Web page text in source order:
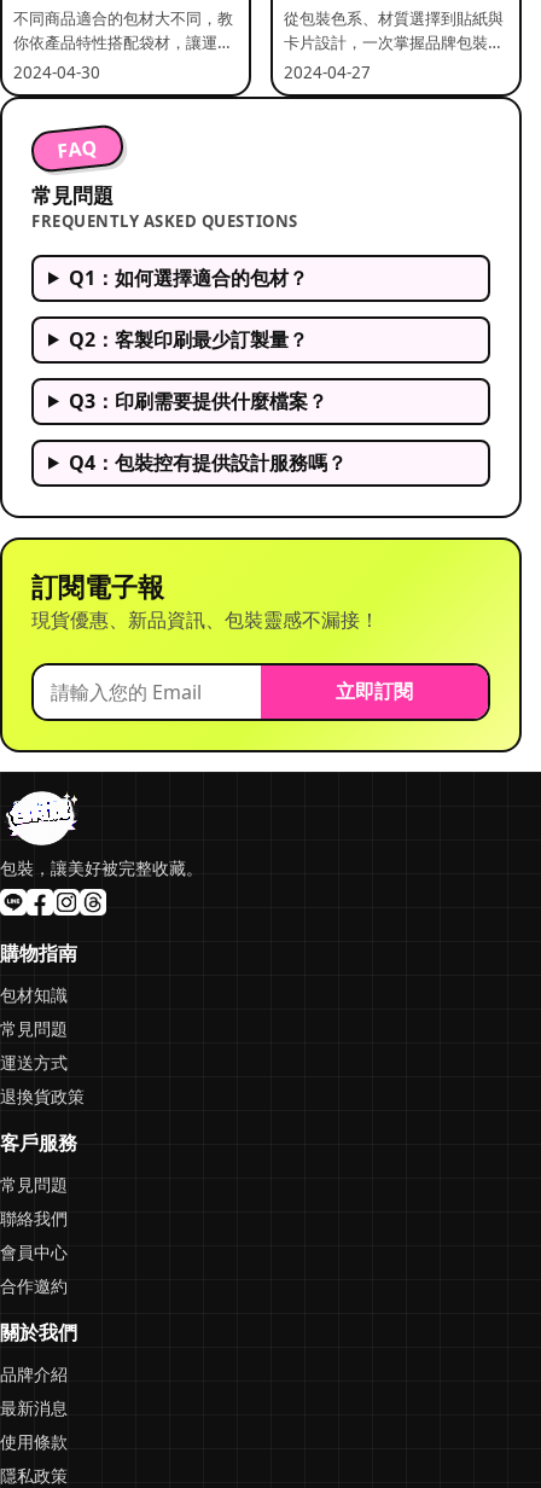
不同商品適合的包材大不同，教
你依產品特性搭配袋材，讓運送
更安全。
2024-04-30
從包裝色系、材質選擇到貼紙與
卡片設計，一次掌握品牌包裝的
關鍵要素。
2024-04-27
FAQ
常見問題
FREQUENTLY ASKED QUESTIONS
Q1：如何選擇適合的包材？
Q2：客製印刷最少訂製量？
Q3：印刷需要提供什麼檔案？
Q4：包裝控有提供設計服務嗎？
訂閱電子報
現貨優惠、新品資訊、包裝靈感不漏接！
立即訂閱
包裝，讓美好被完整收藏。
購物指南
包材知識
常見問題
運送方式
退換貨政策
客戶服務
常見問題
聯絡我們
會員中心
合作邀約
關於我們
品牌介紹
最新消息
使用條款
隱私政策